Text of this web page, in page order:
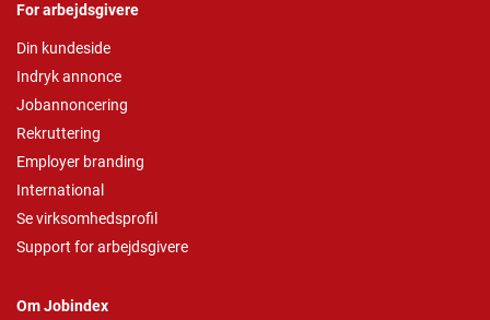
For arbejdsgivere
Din kundeside
Indryk annonce
Jobannoncering
Rekruttering
Employer branding
International
Se virksomhedsprofil
Support for arbejdsgivere
Om Jobindex